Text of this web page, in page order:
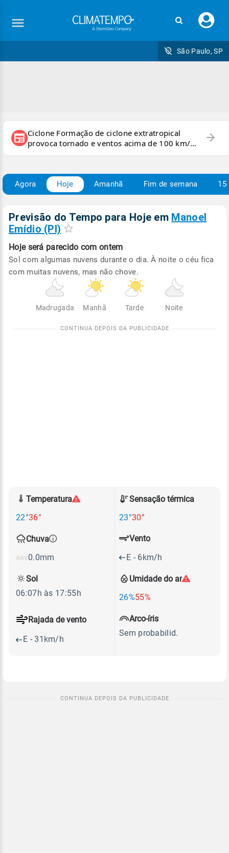
seu
São Paulo, SP
newspaper Ciclone Formação de ciclone extratropical
provoca tornado e ventos acima de 100 km/h
no RS
arrow_forward
Agora Hoje Amanhã Fim de semana 15
Previsão do Tempo para Hoje em Manoel
Emídio (PI)
Hoje será parecido com ontem
Sol com algumas nuvens durante o dia. À noite o céu fica
com muitas nuvens, mas não chove.
Madrugada Manhã Tarde Noite
Temperatura
22°36°
Sensação térmica
23°30°
Chuva
0.0mm
Umidade do ar
26%55%
Vento
E - 6km/h
Rajada de vento
E - 31km/h
Sol
06:07h às 17:55h
Arco-íris
Sem probabilid.